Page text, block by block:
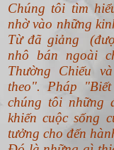
Chúng tôi tìm
nhờ vào những
Từ đã giảng
nhô bán ngoài
Thường Chiếu
theo".Pháp
chúng tôi những
khiến cuộc sống
tưởng cho đến